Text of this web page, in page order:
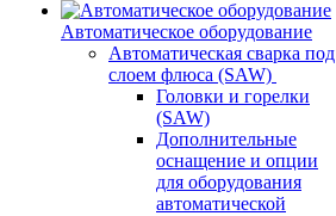
Автоматическое оборудование
Автоматическая сварка под
слоем флюса (SAW)
Головки и горелки
(SAW)
Дополнительные
оснащение и опции
для оборудования
автоматической